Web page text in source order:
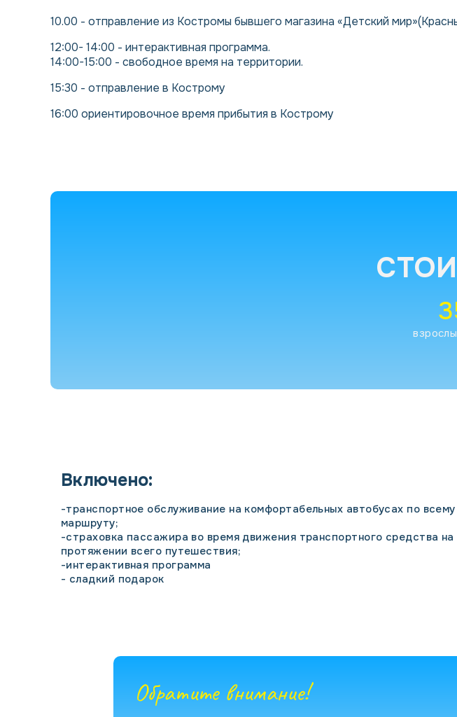
10.00 - отправление из Костромы бывшего магазина «Детский
12:00- 14:00 - интерактивная программа.
14:00-15:00 - свободное время на территории.
15:30 - отправление в Кострому
16:00 ориентировочное время прибытия в Кострому
Включено:
-транспортное обслуживание на комфортабельных автобусах по всему
маршруту;
-страховка пассажира во время движения транспортного средства на
протяжении всего путешествия;
-интерактивная программа
- сладкий подарок
Обратите внимание!